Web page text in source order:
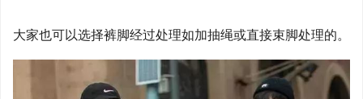
大家也可以选择裤脚经过处理如加抽绳或直接束脚处理的。